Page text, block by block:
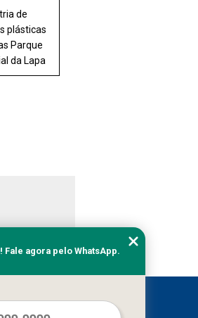
de
plásticas
Parque
da Lapa
do autor. Crime
Mapa do site
Fale agora pelo WhatsApp.